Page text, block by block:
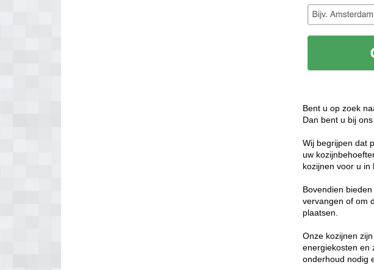
Bent u op zoek
Dan bent u bij
Wij begrijpen dat
uw
kozijnen voor u in
Bovendien
vervangen of om
plaatsen.
Onze kozijnen
energiekosten en
onderhoud nodig